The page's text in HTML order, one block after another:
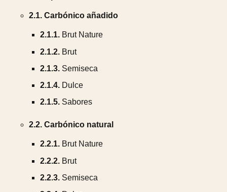
2.1. Carbónico añadido
2.1.1.Brut Nature
2.1.2.Brut
2.1.3.Semiseca
2.1.4.Dulce
2.1.5.Sabores
2.2. Carbónico natural
2.2.1.Brut Nature
2.2.2.Brut
2.2.3.Semiseca